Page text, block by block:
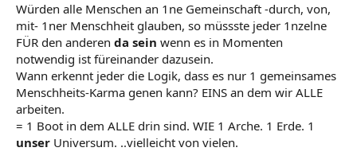
Würden alle Menschen an 1ne Gemeinschaft -durch, von,
mit- 1ner Menschheit glauben, so müssste jeder 1nzelne
FÜR den anderen da sein wenn es in Momenten
notwendig ist füreinander dazusein.
Wann erkennt jeder die Logik, dass es nur 1 gemeinsames
Menschheits-Karma genen kann? EINS an dem wir ALLE
arbeiten.
= 1 Boot in dem ALLE drin sind. WIE 1 Arche. 1 Erde. 1
unser Universum. ..vielleicht von vielen.